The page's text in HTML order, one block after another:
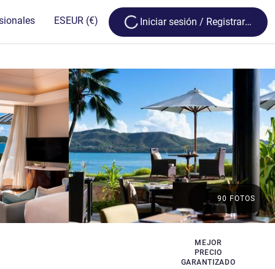
ESEUR (€) Loading...
Iniciar sesión / Registrarse
MEJOR
PRECIO
GARANTIZADO
90 FOTOS